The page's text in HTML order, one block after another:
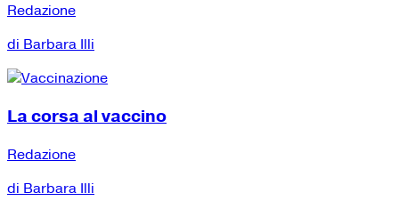
Redazione
di Barbara Illi
La corsa al vaccino
Redazione
di Barbara Illi